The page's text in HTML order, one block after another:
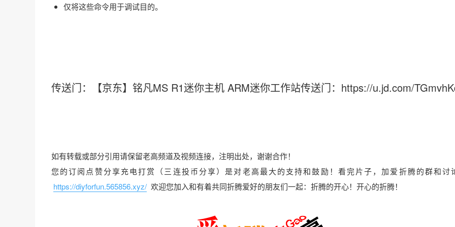
仅将这些命令用于调试目的。
传送门：【京东】铭凡MS R1迷你主机 ARM迷你工作站传送门：https://u.jd.com/
如有转载或部分引用请保留老高频道及视频连接，注明出处，谢谢合作！
您的订阅点赞分享充电打赏（三连投币分享）是对老高最大的支持和鼓励！看完片子，加爱折腾的群和讨
https://diyforfun.565856.xyz/ 欢迎您加入和有着共同折腾爱好的朋友们一起：折腾的开心！开心的折腾！